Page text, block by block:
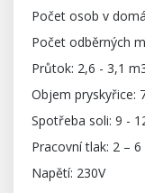
Počet osob v
Počet odběrných
Průtok: 2,6 - 3,1
Objem pryskyřice:
Spotřeba soli: 9 -
Pracovní tlak: 2 – 6
Napětí: 230V